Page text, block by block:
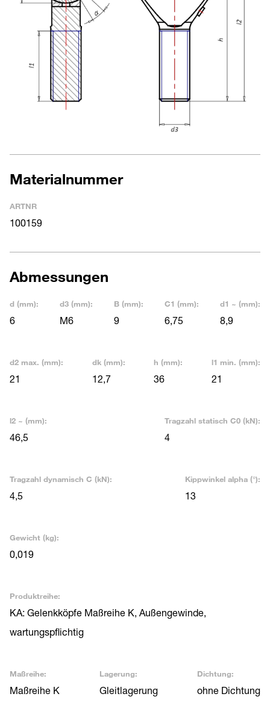
Materialnummer
ARTNR
100159
Abmessungen
d (mm):
6
d3 (mm):
M6
B (mm):
9
C1 (mm):
6,75
d1 ~ (mm):
8,9
d2 max. (mm):
21
dk (mm):
12,7
h (mm):
36
l1 min. (mm):
21
l2 ~ (mm):
46,5
Tragzahl statisch C0 (kN):
4
Tragzahl dynamisch C (kN):
4,5
Kippwinkel alpha (°):
13
Gewicht (kg):
0,019
Produktreihe:
KA: Gelenkköpfe Maßreihe K, Außengewinde,
wartungspflichtig
Maßreihe:
Maßreihe K
Lagerung:
Gleitlagerung
Dichtung:
ohne Dichtung